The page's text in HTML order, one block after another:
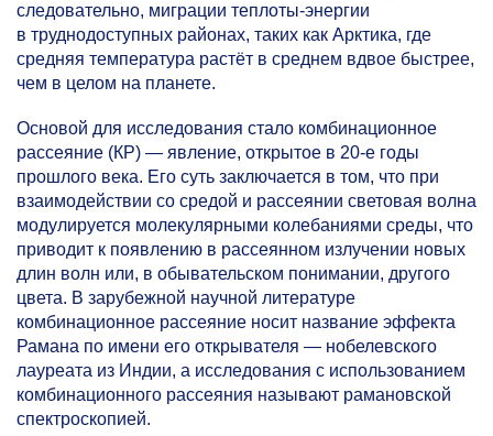
следовательно, миграции теплоты-энергии
в труднодоступных районах, таких как Арктика, где
средняя температура растёт в среднем вдвое быстрее,
чем в целом на планете.
Основой для исследования стало комбинационное
рассеяние (КР) — явление, открытое в 20-е годы
прошлого века. Его суть заключается в том, что при
взаимодействии со средой и рассеянии световая волна
модулируется молекулярными колебаниями среды, что
приводит к появлению в рассеянном излучении новых
длин волн или, в обывательском понимании, другого
цвета. В зарубежной научной литературе
комбинационное рассеяние носит название эффекта
Рамана по имени его открывателя — нобелевского
лауреата из Индии, а исследования с использованием
комбинационного рассеяния называют рамановской
спектроскопией.